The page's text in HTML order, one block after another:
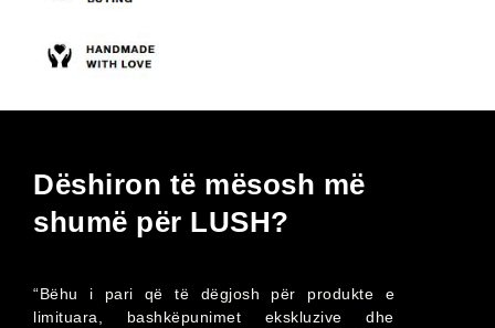
Dëshiron të mësosh më
shumë për LUSH?
“Bëhu i pari që të dëgjosh për produkte e
limituara, bashkëpunimet ekskluzive dhe